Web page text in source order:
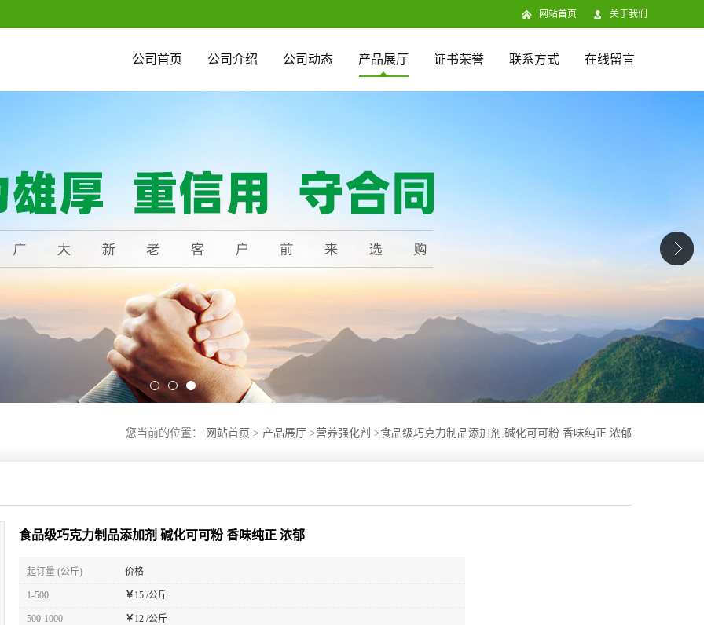
网站首页 关于我们
公司首页 公司介绍 公司动态 产品展厅 证书荣誉 联系方式 在线留言
您当前的位置： 网站首页 > 产品展厅 >营养强化剂 >食品级巧克力制品添加剂 碱化可可粉 香味纯正 浓郁
食品级巧克力制品添加剂 碱化可可粉 香味纯正 浓郁
起订量 (公斤) 价格
1-500 ￥ 15 /公斤
500-1000 ￥ 12 /公斤